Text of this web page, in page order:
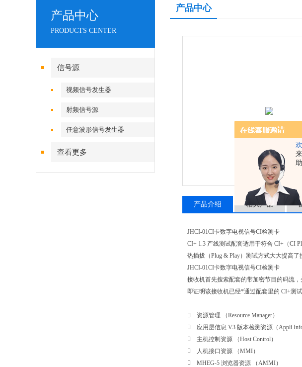
产品中心
PRODUCTS CENTER
信号源
视频信号发生器
射频信号源
任意波形信号发生器
查看更多
产品中心
产品介绍 相关产品
JHCI-01CI卡数字电视信号CI检测卡
CI+ 1.3 产线测试配套适用于符合 CI+（CI
热插拔（Plug & Play）测试方式大大提高
JHCI-01CI卡数字电视信号CI检测卡
接收机首先搜索配套的带加密节目的码流
即证明该接收机已经*通过配套里的 CI+测
 资源管理 （Resource Manager）
 应用层信息 V3 版本检测资源（Appli Info
 主机控制资源 （Host Control）
 人机接口资源 （MMI）
 MHEG-5 浏览器资源 （AMMI）